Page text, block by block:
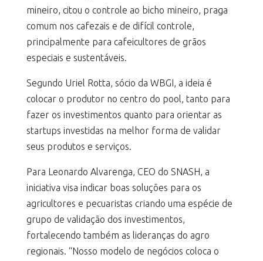
mineiro, citou o controle ao bicho mineiro, praga
comum nos cafezais e de difícil controle,
principalmente para cafeicultores de grãos
especiais e sustentáveis.
Segundo Uriel Rotta, sócio da WBGI, a ideia é
colocar o produtor no centro do pool, tanto para
fazer os investimentos quanto para orientar as
startups investidas na melhor forma de validar
seus produtos e serviços.
Para Leonardo Alvarenga, CEO do SNASH, a
iniciativa visa indicar boas soluções para os
agricultores e pecuaristas criando uma espécie de
grupo de validação dos investimentos,
fortalecendo também as lideranças do agro
regionais. “Nosso modelo de negócios coloca o